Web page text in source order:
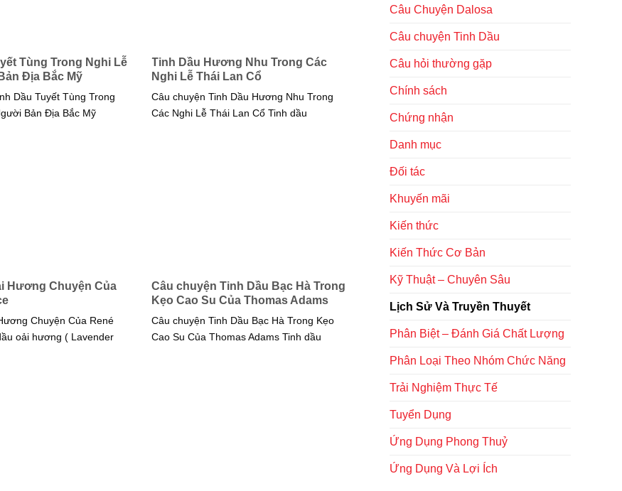
Tùng Trong Nghi Lễ
Địa Bắc Mỹ
Dầu Tuyết Tùng Trong
Bản Địa Bắc Mỹ
Tinh Dầu Hương Nhu Trong Các
Nghi Lễ Thái Lan Cổ
Câu chuyện Tinh Dầu Hương Nhu Trong
Các Nghi Lễ Thái Lan Cổ Tinh dầu
Hương Chuyện Của
Chuyện Của René
oải hương ( Lavender
Câu chuyện Tinh Dầu Bạc Hà Trong
Kẹo Cao Su Của Thomas Adams
Câu chuyện Tinh Dầu Bạc Hà Trong Kẹo
Cao Su Của Thomas Adams Tinh dầu
Câu Chuyện Dalosa
Câu chuyện Tinh Dầu
Câu hỏi thường gặp
Chính sách
Chứng nhận
Danh mục
Đối tác
Khuyến mãi
Kiến thức
Kiến Thức Cơ Bản
Kỹ Thuật – Chuyên Sâu
Lịch Sử Và Truyền Thuyết
Phân Biệt – Đánh Giá Chất Lượng
Phân Loại Theo Nhóm Chức Năng
Trải Nghiệm Thực Tế
Tuyển Dụng
Ứng Dụng Phong Thuỷ
Ứng Dụng Và Lợi Ích